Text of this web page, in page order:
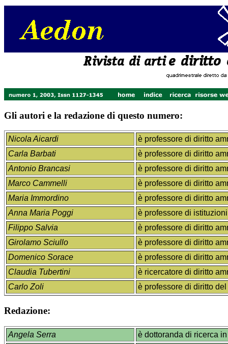
Gli autori e la redazione di questo numero:
Nicola Aicardi
è professore di diritto
Carla Barbati
è professore di diritto
Antonio Brancasi
è professore di diritto
Marco Cammelli
è professore di diritto
Maria Immordino
è professore di diritto
Anna Maria Poggi
è professore di
Filippo Salvia
è professore di diritto
Girolamo Sciullo
è professore di diritto
Domenico Sorace
è professore di diritto
Claudia Tubertini
è ricercatore di diritto
Carlo Zoli
è professore di diritto
Redazione:
Angela Serra è dottoranda di ricerca